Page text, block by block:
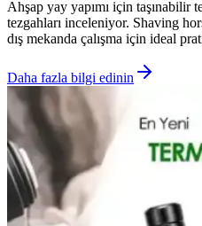
Ahşap yay yapımı için taşınabilir
tezgahları inceleniyor. Shaving
dış mekanda çalışma için ideal
Daha fazla bilgi edinin